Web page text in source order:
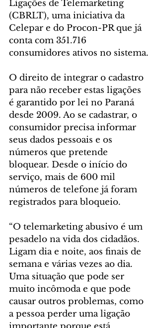
Ligações de Telemarketing
(CBRLT), uma iniciativa da
Celepar e do Procon-PR que já
conta com 351.716
consumidores ativos no sistema.
O direito de integrar o cadastro
para não receber estas ligações
é garantido por lei no Paraná
desde 2009. Ao se cadastrar, o
consumidor precisa informar
seus dados pessoais e os
números que pretende
bloquear. Desde o início do
serviço, mais de 600 mil
números de telefone já foram
registrados para bloqueio.
“O telemarketing abusivo é um
pesadelo na vida dos cidadãos.
Ligam dia e noite, aos finais de
semana e várias vezes ao dia.
Uma situação que pode ser
muito incômoda e que pode
causar outros problemas, como
a pessoa perder uma ligação